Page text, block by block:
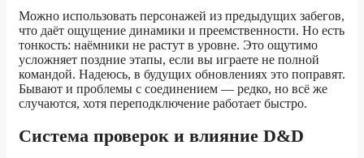
Можно использовать персонажей из предыдущих забегов,
что даёт ощущение динамики и преемственности. Но есть
тонкость: наёмники не растут в уровне. Это ощутимо
усложняет поздние этапы, если вы играете не полной
командой. Надеюсь, в будущих обновлениях это поправят.
Бывают и проблемы с соединением — редко, но всё же
случаются, хотя переподключение работает быстро.
Система проверок и влияние D&D